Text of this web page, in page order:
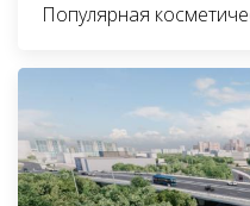
Популярная